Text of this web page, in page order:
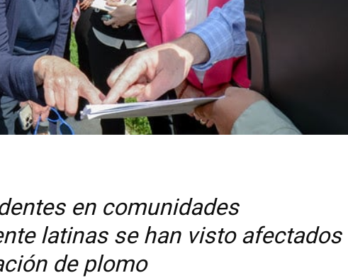
en comunidades
latinas se han visto afectados
de plomo